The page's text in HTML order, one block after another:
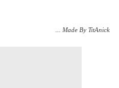
... Made By TitAnick